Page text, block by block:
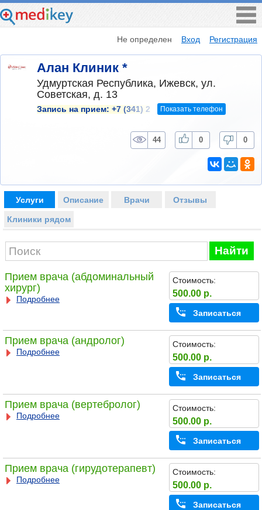
Не определен Вход Регистрация
Алан Клиник *
Удмуртская Республика, Ижевск, ул.
Советская, д. 13
Запись на прием: +7 (341) 2 Показать телефон
44 0 0
Услуги Описание Врачи Отзывы
Клиники рядом
Найти
Прием врача (абдоминальный
хирург)
Подробнее
Стоимость:
500.00 р.
Записаться
Прием врача (андролог)
Подробнее
Стоимость:
500.00 р.
Записаться
Прием врача (вертебролог)
Подробнее
Стоимость:
500.00 р.
Записаться
Прием врача (гирудотерапевт)
Подробнее
Стоимость:
500.00 р.
Записаться